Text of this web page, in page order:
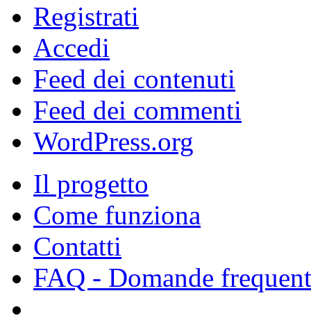
Registrati
Accedi
Feed dei contenuti
Feed dei commenti
WordPress.org
Il progetto
Come funziona
Contatti
FAQ - Domande